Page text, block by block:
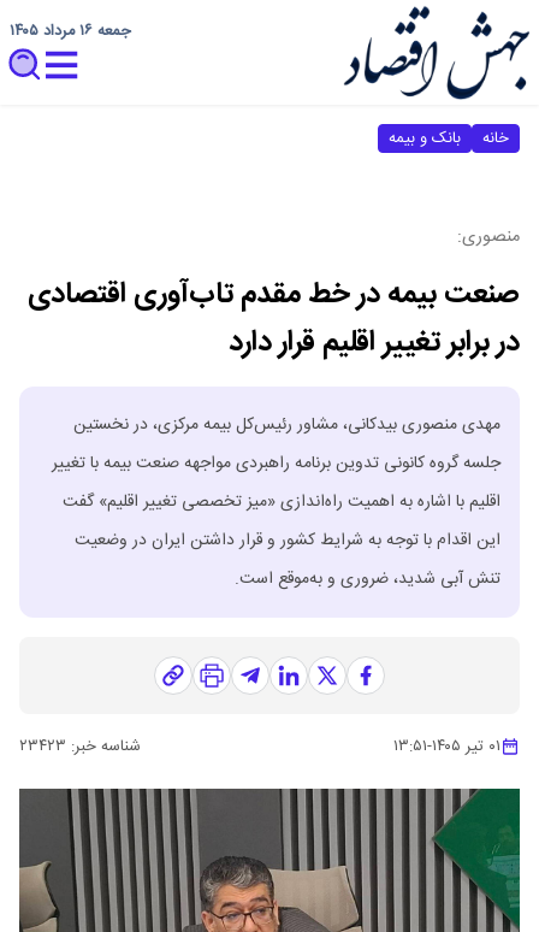
جمعه ۱۶ مرداد ۱۴۰۵
خانه بانک و بیمه
منصوری:
صنعت بیمه در خط مقدم تاب‌آوری اقتصادی
در برابر تغییر اقلیم قرار دارد
مهدی منصوری بیدکانی، مشاور رئیس‌کل بیمه مرکزی، در نخستین
جلسه گروه کانونی تدوین برنامه راهبردی مواجهه صنعت بیمه با تغییر
اقلیم با اشاره به اهمیت راه‌اندازی «میز تخصصی تغییر اقلیم» گفت
این اقدام با توجه به شرایط کشور و قرار داشتن ایران در وضعیت
تنش آبی شدید، ضروری و به‌موقع است.
۰۱ تیر ۱۴۰۵ -۱۳:۵۱ شناسه خبر: ۲۳۴۲۳